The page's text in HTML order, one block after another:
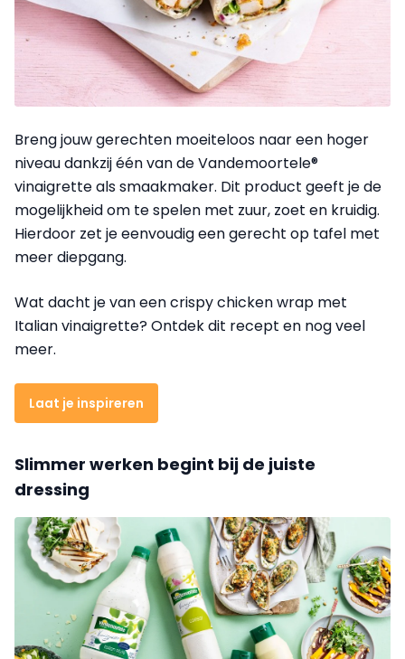
Breng jouw gerechten moeiteloos naar een hoger
niveau dankzij één van de Vandemoortele®
vinaigrette als smaakmaker. Dit product geeft je de
mogelijkheid om te spelen met zuur, zoet en kruidig.
Hierdoor zet je eenvoudig een gerecht op tafel met
meer diepgang.
Wat dacht je van een crispy chicken wrap met
Italian vinaigrette? Ontdek dit recept en nog veel
meer.
Laat je inspireren
Slimmer werken begint bij de juiste
dressing